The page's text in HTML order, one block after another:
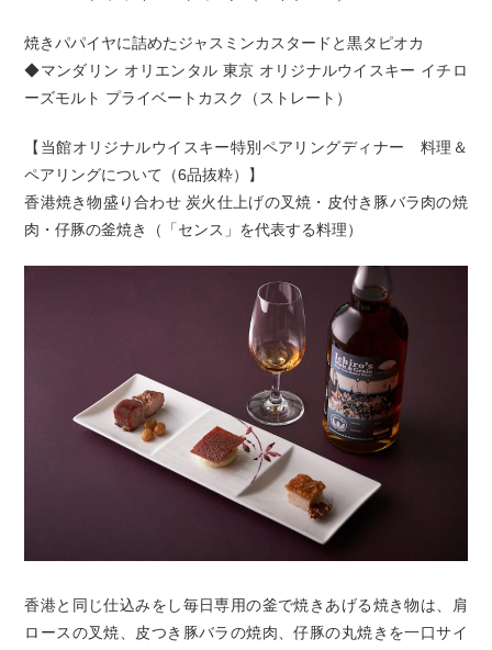
焼きパパイヤに詰めたジャスミンカスタードと黒タピオカ
◆マンダリン オリエンタル 東京 オリジナルウイスキー イチロ
ーズモルト プライベートカスク（ストレート）
【当館オリジナルウイスキー特別ペアリングディナー 料理＆
ペアリングについて（6品抜粋）】
香港焼き物盛り合わせ 炭火仕上げの叉焼・皮付き豚バラ肉の焼
肉・仔豚の釜焼き（「センス」を代表する料理）
香港と同じ仕込みをし毎日専用の釜で焼きあげる焼き物は、肩
ロースの叉焼、皮つき豚バラの焼肉、仔豚の丸焼きを一口サイ